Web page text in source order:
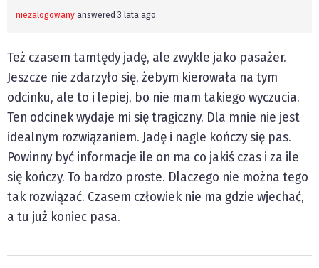
niezalogowany answered 3 lata ago
Też czasem tamtędy jadę, ale zwykle jako pasażer.
Jeszcze nie zdarzyło się, żebym kierowała na tym
odcinku, ale to i lepiej, bo nie mam takiego wyczucia.
Ten odcinek wydaje mi się tragiczny. Dla mnie nie jest
idealnym rozwiązaniem. Jadę i nagle kończy się pas.
Powinny być informacje ile on ma co jakiś czas i za ile
się kończy. To bardzo proste. Dlaczego nie można tego
tak rozwiązać. Czasem człowiek nie ma gdzie wjechać,
a tu już koniec pasa.